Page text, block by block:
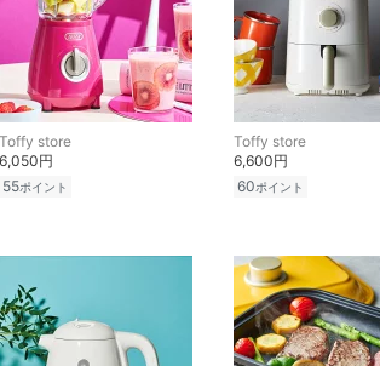
Toffy store
6,050円
55ポイント
Toffy store
6,600円
60ポイント